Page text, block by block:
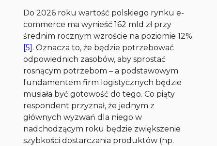
Do 2026 roku wartość polskiego rynku e-
commerce ma wynieść 162 mld zł przy
średnim rocznym wzroście na poziomie 12%
[5] . Oznacza to, że będzie potrzebować
odpowiednich zasobów, aby sprostać
rosnącym potrzebom – a podstawowym
fundamentem firm logistycznych będzie
musiała być gotowość do tego. Co piąty
respondent przyznał, że jednym z
głównych wyzwań dla niego w
nadchodzącym roku będzie zwiększenie
szybkości dostarczania produktów (np.